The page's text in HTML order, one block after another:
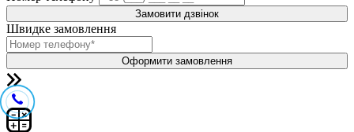
Замовити дзвінок
Швидке замовлення
Оформити замовлення